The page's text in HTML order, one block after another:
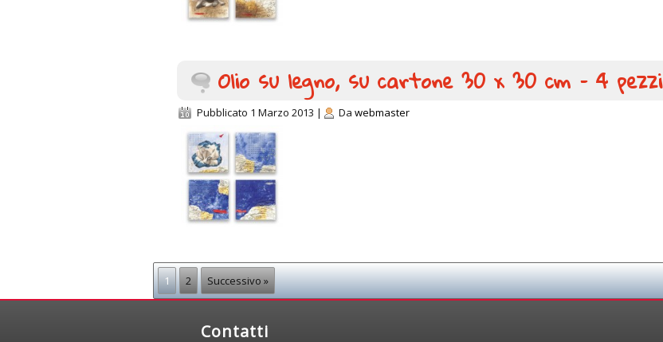
Olio su legno, su cartone 30 x 30 cm – 4 pezzi
Pubblicato 1 Marzo 2013 | Da webmaster
1 2 Successivo »
Contatti